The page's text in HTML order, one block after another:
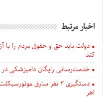
اخبار مرتبط
دولت باید حق و حقوق مردم را با
کند
خدمت‌رسانی رایگان دامپزشکی
دستگيری ۲ نفر سارق
اهر